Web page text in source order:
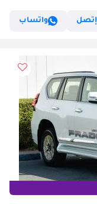
إتصل
واتساب